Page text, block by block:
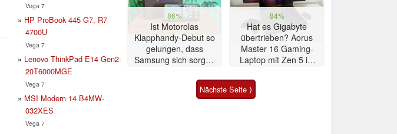
Vega 7
HP ProBook 445 G7, R7
4700U
Vega 7
Lenovo ThinkPad E14 Gen2-
20T6000MGE
Vega 7
MSI Modern 14 B4MW-
032XES
Vega 7
86%
Ist Motorolas
Klapphandy-Debut so
gelungen, dass
Samsung sich sorgen
Smartphone im Test
84%
Hat es Gigabyte
übertrieben? Aorus
Master 16 Gaming-
Laptop mit Zen 5 im
Nächste Seite ⟩